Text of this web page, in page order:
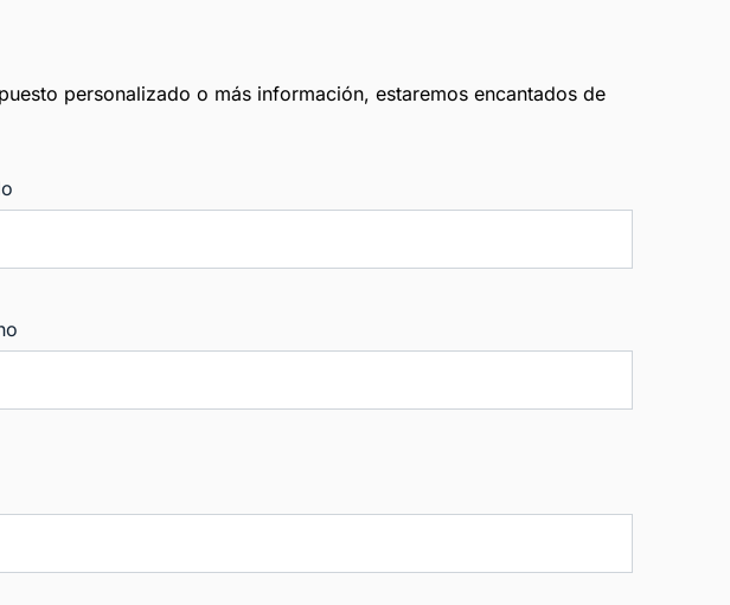
personalizado o más información, estaremos encantados de